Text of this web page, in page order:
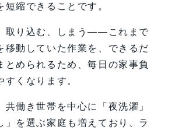
短縮できることです。
取り込む、しまう――これまで
移動していた作業を、できるだ
とめられるため、毎日の家事負
すくなります。
共働き世帯を中心に「夜洗濯」
」を選ぶ家庭も増えており、ラ